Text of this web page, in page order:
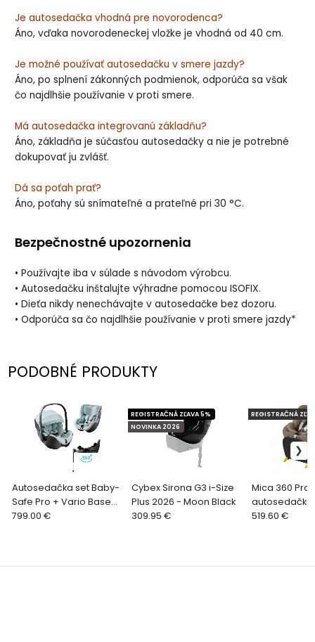
Je autosedačka vhodná pre novorodenca?
Áno, vďaka novorodeneckej vložke je vhodná od 40 cm.
Je možné používať autosedačku v smere jazdy?
Áno, po splnení zákonných podmienok, odporúča sa však
čo najdlhšie používanie v proti smere.
Má autosedačka integrovanú základňu?
Áno, základňa je súčasťou autosedačky a nie je potrebné
dokupovať ju zvlášť.
Dá sa poťah prať?
Áno, poťahy sú snímateľné a prateľné pri 30 °C.
Bezpečnostné upozornenia
• Používajte iba v súlade s návodom výrobcu.
• Autosedačku inštalujte výhradne pomocou ISOFIX.
• Dieťa nikdy nenechávajte v autosedačke bez dozoru.
• Odporúča sa čo najdlhšie používanie v proti smere jazdy*
PODOBNÉ PRODUKTY
Autosedačka set Baby-
Safe Pro + Vario Base
5Z + autosedačka
799.00 €
Cybex Sirona G3 i-Size
Plus 2026 - Moon Black
REGISTRAČNÁ ZĽAVA 5%
NOVINKA 2026
309.95 €
Mica 360 Pro
autosedačka
Truffle
REGISTRAČNÁ
519.60 €